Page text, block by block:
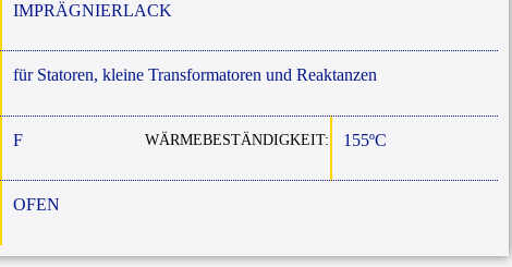
IMPRÄGNIERLACK
für Statoren, kleine Transformatoren und Reaktanzen
F WÄRMEBESTÄNDIGKEIT: 155ºC
OFEN